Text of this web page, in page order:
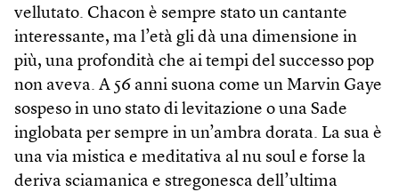
vellutato. Chacon è sempre stato un cantante
interessante, ma l’età gli dà una dimensione in
più, una profondità che ai tempi del successo pop
non aveva. A 56 anni suona come un Marvin Gaye
sospeso in uno stato di levitazione o una Sade
inglobata per sempre in un’ambra dorata. La sua è
una via mistica e meditativa al nu soul e forse la
deriva sciamanica e stregonesca dell’ultima